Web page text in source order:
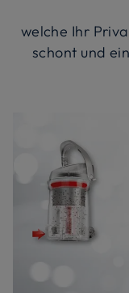
welche Ihr
schont und